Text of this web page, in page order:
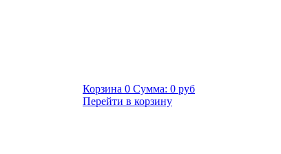
Корзина 0 Сумма: 0 руб
Перейти в корзину